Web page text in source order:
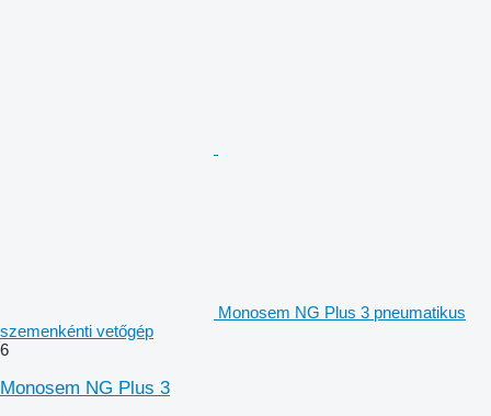
Monosem NG Plus 3 pneumatikus
szemenkénti vetőgép
6
Monosem NG Plus 3